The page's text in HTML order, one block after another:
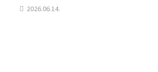
2026.06.14.